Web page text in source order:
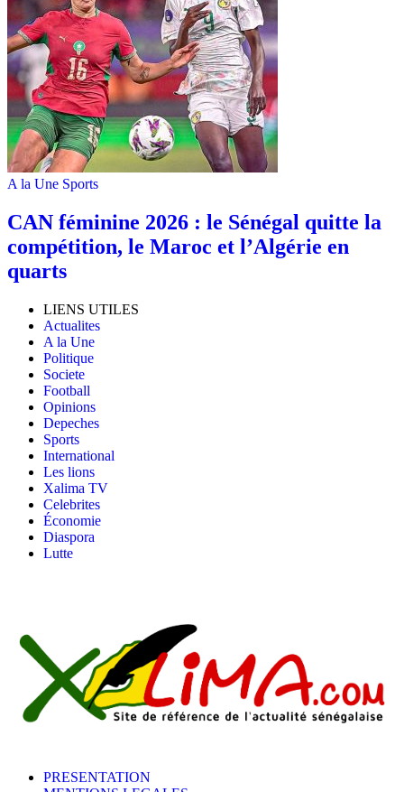
A la Une Sports
‎CAN féminine 2026 : le Sénégal quitte la
compétition, le Maroc et l’Algérie en
quarts
LIENS UTILES
Actualites
A la Une
Politique
Societe
Football
Opinions
Depeches
Sports
International
Les lions
Xalima TV
Celebrites
Économie
Diaspora
Lutte
PRESENTATION